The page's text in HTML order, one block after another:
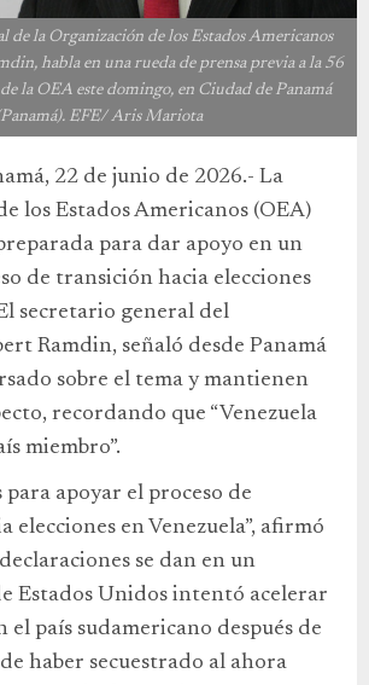
de la Organización de los Estados Americanos
habla en una rueda de prensa previa a la 56
la OEA este domingo, en Ciudad de Panamá
EFE/ Aris Mariota
22 de junio de 2026.- La
los Estados Americanos (OEA)
para dar apoyo en un
de transición hacia elecciones
secretario general del
Ramdin, señaló desde Panamá
sobre el tema y mantienen
recordando que “Venezuela
miembro”.
para apoyar el proceso de
elecciones en Venezuela”, afirmó
se dan en un
Estados Unidos intentó acelerar
el país sudamericano después de
de haber secuestrado al ahora